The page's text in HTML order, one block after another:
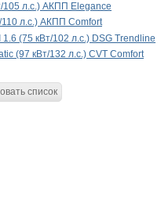
105 л.с.) АКПП Elegance
110 л.с.) АКПП Comfort
(75 кВт/102 л.с.) DSG Trendline
(97 кВт/132 л.с.) CVT Comfort
список